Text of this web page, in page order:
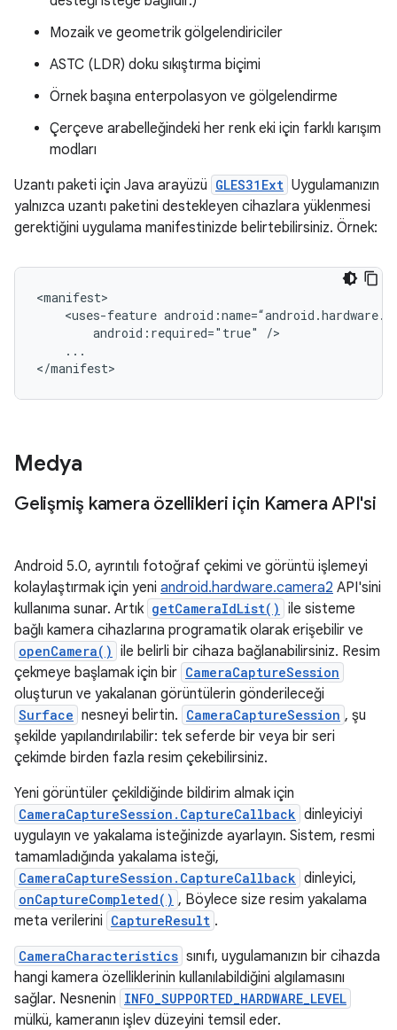
Mozaik ve geometrik gölgelendiriciler
ASTC (LDR) doku sıkıştırma biçimi
Örnek başına enterpolasyon ve gölgelendirme
Çerçeve arabelleğindeki her renk eki için farklı karışım
modları
Uzantı paketi için Java arayüzü GLES31Ext Uygulamanızın
yalnızca uzantı paketini destekleyen cihazlara yüklenmesi
gerektiğini uygulama manifestinizde belirtebilirsiniz. Örnek:
<manifest>
<uses-feature
        android:required="true" />
    ...
</manifest>
Medya
Gelişmiş kamera özellikleri için Kamera API'si
Android 5.0, ayrıntılı fotoğraf çekimi ve görüntü işlemeyi
kolaylaştırmak için yeni android.hardware.camera2 API'sini
kullanıma sunar. Artık getCameraIdList() ile sisteme
bağlı kamera cihazlarına programatik olarak erişebilir ve
openCamera() ile belirli bir cihaza bağlanabilirsiniz. Resim
çekmeye başlamak için bir CameraCaptureSession
oluşturun ve yakalanan görüntülerin gönderileceği
Surface nesneyi belirtin. CameraCaptureSession , şu
şekilde yapılandırılabilir: tek seferde bir veya bir seri
çekimde birden fazla resim çekebilirsiniz.
Yeni görüntüler çekildiğinde bildirim almak için
CameraCaptureSession.CaptureCallback dinleyiciyi
uygulayın ve yakalama isteğinizde ayarlayın. Sistem, resmi
tamamladığında yakalama isteği,
CameraCaptureSession.CaptureCallback dinleyici,
onCaptureCompleted() , Böylece size resim yakalama
meta verilerini CaptureResult .
CameraCharacteristics sınıfı, uygulamanızın bir cihazda
hangi kamera özelliklerinin kullanılabildiğini algılamasını
sağlar. Nesnenin INFO_SUPPORTED_HARDWARE_LEVEL
mülkü, kameranın işlev düzeyini temsil eder.